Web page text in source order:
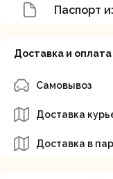
Паспорт
Доставка и оплата
Самовывоз
Доставка
Доставка в